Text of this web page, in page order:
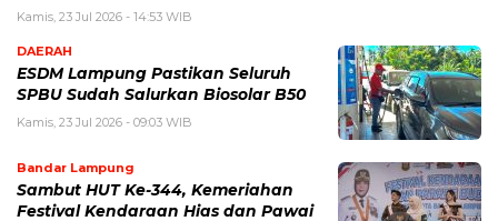
Kamis, 23 Jul 2026 - 14:53 WIB
DAERAH
ESDM Lampung Pastikan Seluruh
SPBU Sudah Salurkan Biosolar B50
Kamis, 23 Jul 2026 - 09:03 WIB
Bandar Lampung
Sambut HUT Ke-344, Kemeriahan
Festival Kendaraan Hias dan Pawai